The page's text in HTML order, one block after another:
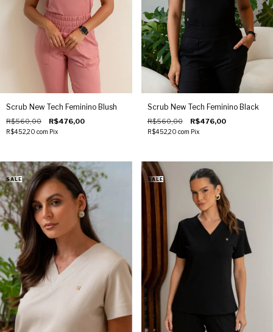
descubra como elevar sua imagem com peças que valorizam cada
detalhe do seu dia a dia clínico.
Scrub New Tech Feminino Blush
R$560,00 R$476,00
R$452,20 com Pix
Scrub New Tech Feminino Black
R$560,00 R$476,00
R$452,20 com Pix